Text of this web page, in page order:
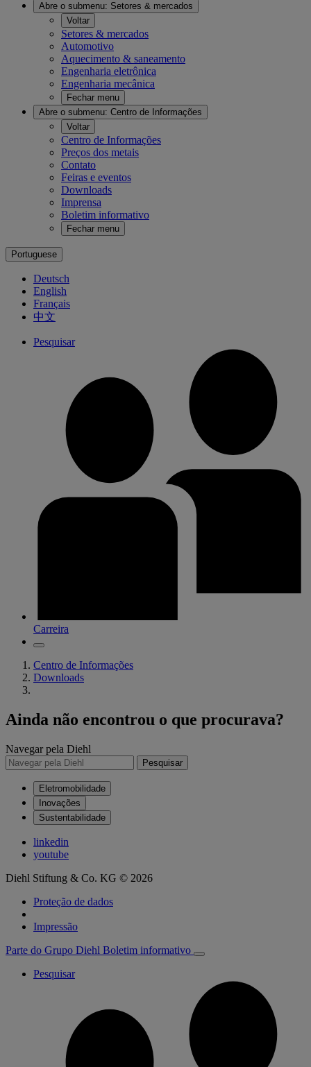
Abre o submenu: Setores & mercados
Voltar
Setores & mercados
Automotivo
Aquecimento & saneamento
Engenharia eletrônica
Engenharia mecânica
Fechar menu
Abre o submenu: Centro de Informações
Voltar
Centro de Informações
Preços dos metais
Contato
Feiras e eventos
Downloads
Imprensa
Boletim informativo
Fechar menu
Portuguese
Deutsch
English
Français
中文
Pesquisar
Carreira
Centro de Informações
Downloads
Ainda não encontrou o que procurava?
Navegar pela Diehl
Pesquisar
Eletromobilidade
Inovações
Sustentabilidade
linkedin
youtube
Diehl Stiftung & Co. KG © 2026
Proteção de dados
Impressão
Parte do Grupo Diehl Boletim informativo
Pesquisar